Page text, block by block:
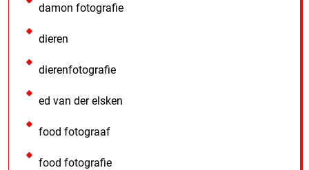
damon fotografie
dieren
dierenfotografie
ed van der elsken
food fotograaf
food fotografie